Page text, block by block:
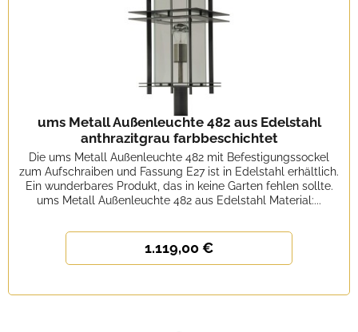
ums Metall Außenleuchte 482 aus Edelstahl
anthrazitgrau farbbeschichtet
Die ums Metall Außenleuchte 482 mit Befestigungssockel
zum Aufschraiben und Fassung E27 ist in Edelstahl erhältlich.
Ein wunderbares Produkt, das in keine Garten fehlen sollte.
ums Metall Außenleuchte 482 aus Edelstahl Material:...
1.119,00 €